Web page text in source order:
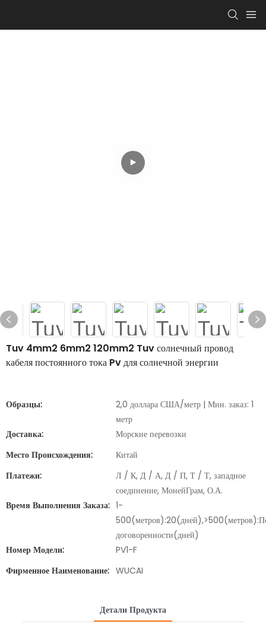
Tuv 4mm2 6mm2 120mm2 Tuv солнечный провод
кабеля постоянного тока Pv для солнечной энергии
Образцы:
2,0 доллара США/метр | Мин. заказ: 1
метр
Доставка:
Морские перевозки
Место Происхождения:
Китай
Платежи:
Л / К, Д / А, Д / П, Т / Т, западное
соединение, МонейГрам, О.А.
Время Выполнения Заказа: 1-
договоренности(дней)
Номер Модели:
PV1-F
Фирменное Наименование: WUCAI
Детали Продукта